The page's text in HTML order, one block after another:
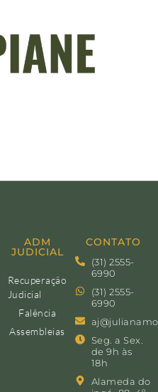
ADM
JUDICIAL
Recuperação
Judicial
Falência
Assembleias
CONTATO
(31) 2555-
6990
(31) 2555-
6990
Seg. a Sex.
de 9h às
18h
Alameda do